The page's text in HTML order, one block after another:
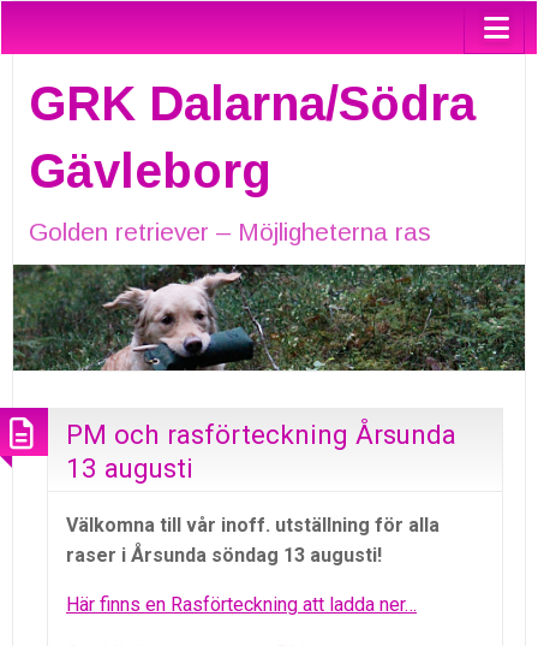
GRK Dalarna/Södra
Gävleborg
Golden retriever – Möjligheterna ras
PM och rasförteckning Årsunda
13 augusti
Välkomna till vår inoff. utställning för alla
raser i Årsunda söndag 13 augusti!
Här finns en Rasförteckning att ladda ner…